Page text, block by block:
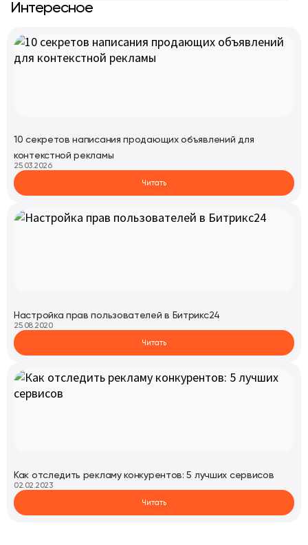
Интересное
10 секретов написания продающих объявлений для
контекстной рекламы
25.03.2026
Читать
Настройка прав пользователей в Битрикс24
25.08.2020
Читать
Как отследить рекламу конкурентов: 5 лучших сервисов
02.02.2023
Читать